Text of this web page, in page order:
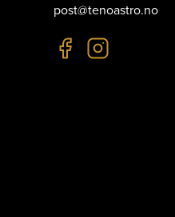
post@tenoastro.no